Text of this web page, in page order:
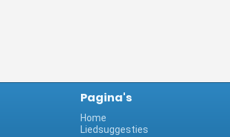
Pagina's
Home
Liedsuggesties